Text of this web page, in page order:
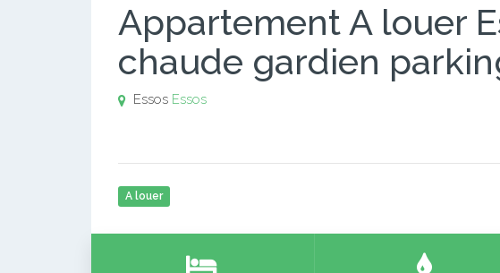
Appartement A louer
chaude gardien
Essos Essos
A louer